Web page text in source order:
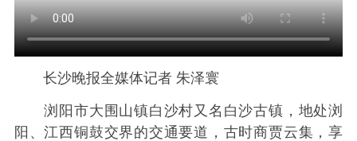
长沙晚报全媒体记者 朱泽寰
浏阳市大围山镇白沙村又名白沙古镇，地处浏
阳、江西铜鼓交界的交通要道，古时商贾云集，享